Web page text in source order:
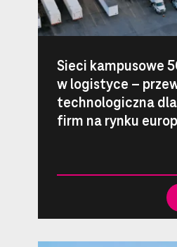
Sieci kampusowe
w logistyce –
technologiczna
firm na rynku